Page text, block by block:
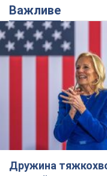
Дружина
перший симптом,
"агресивний" рак
Спершу лікарі не
17,9 т.
Відпустка Лесі
обернулася
несправедливо
Знаменитість вийшла
мережі та розставила